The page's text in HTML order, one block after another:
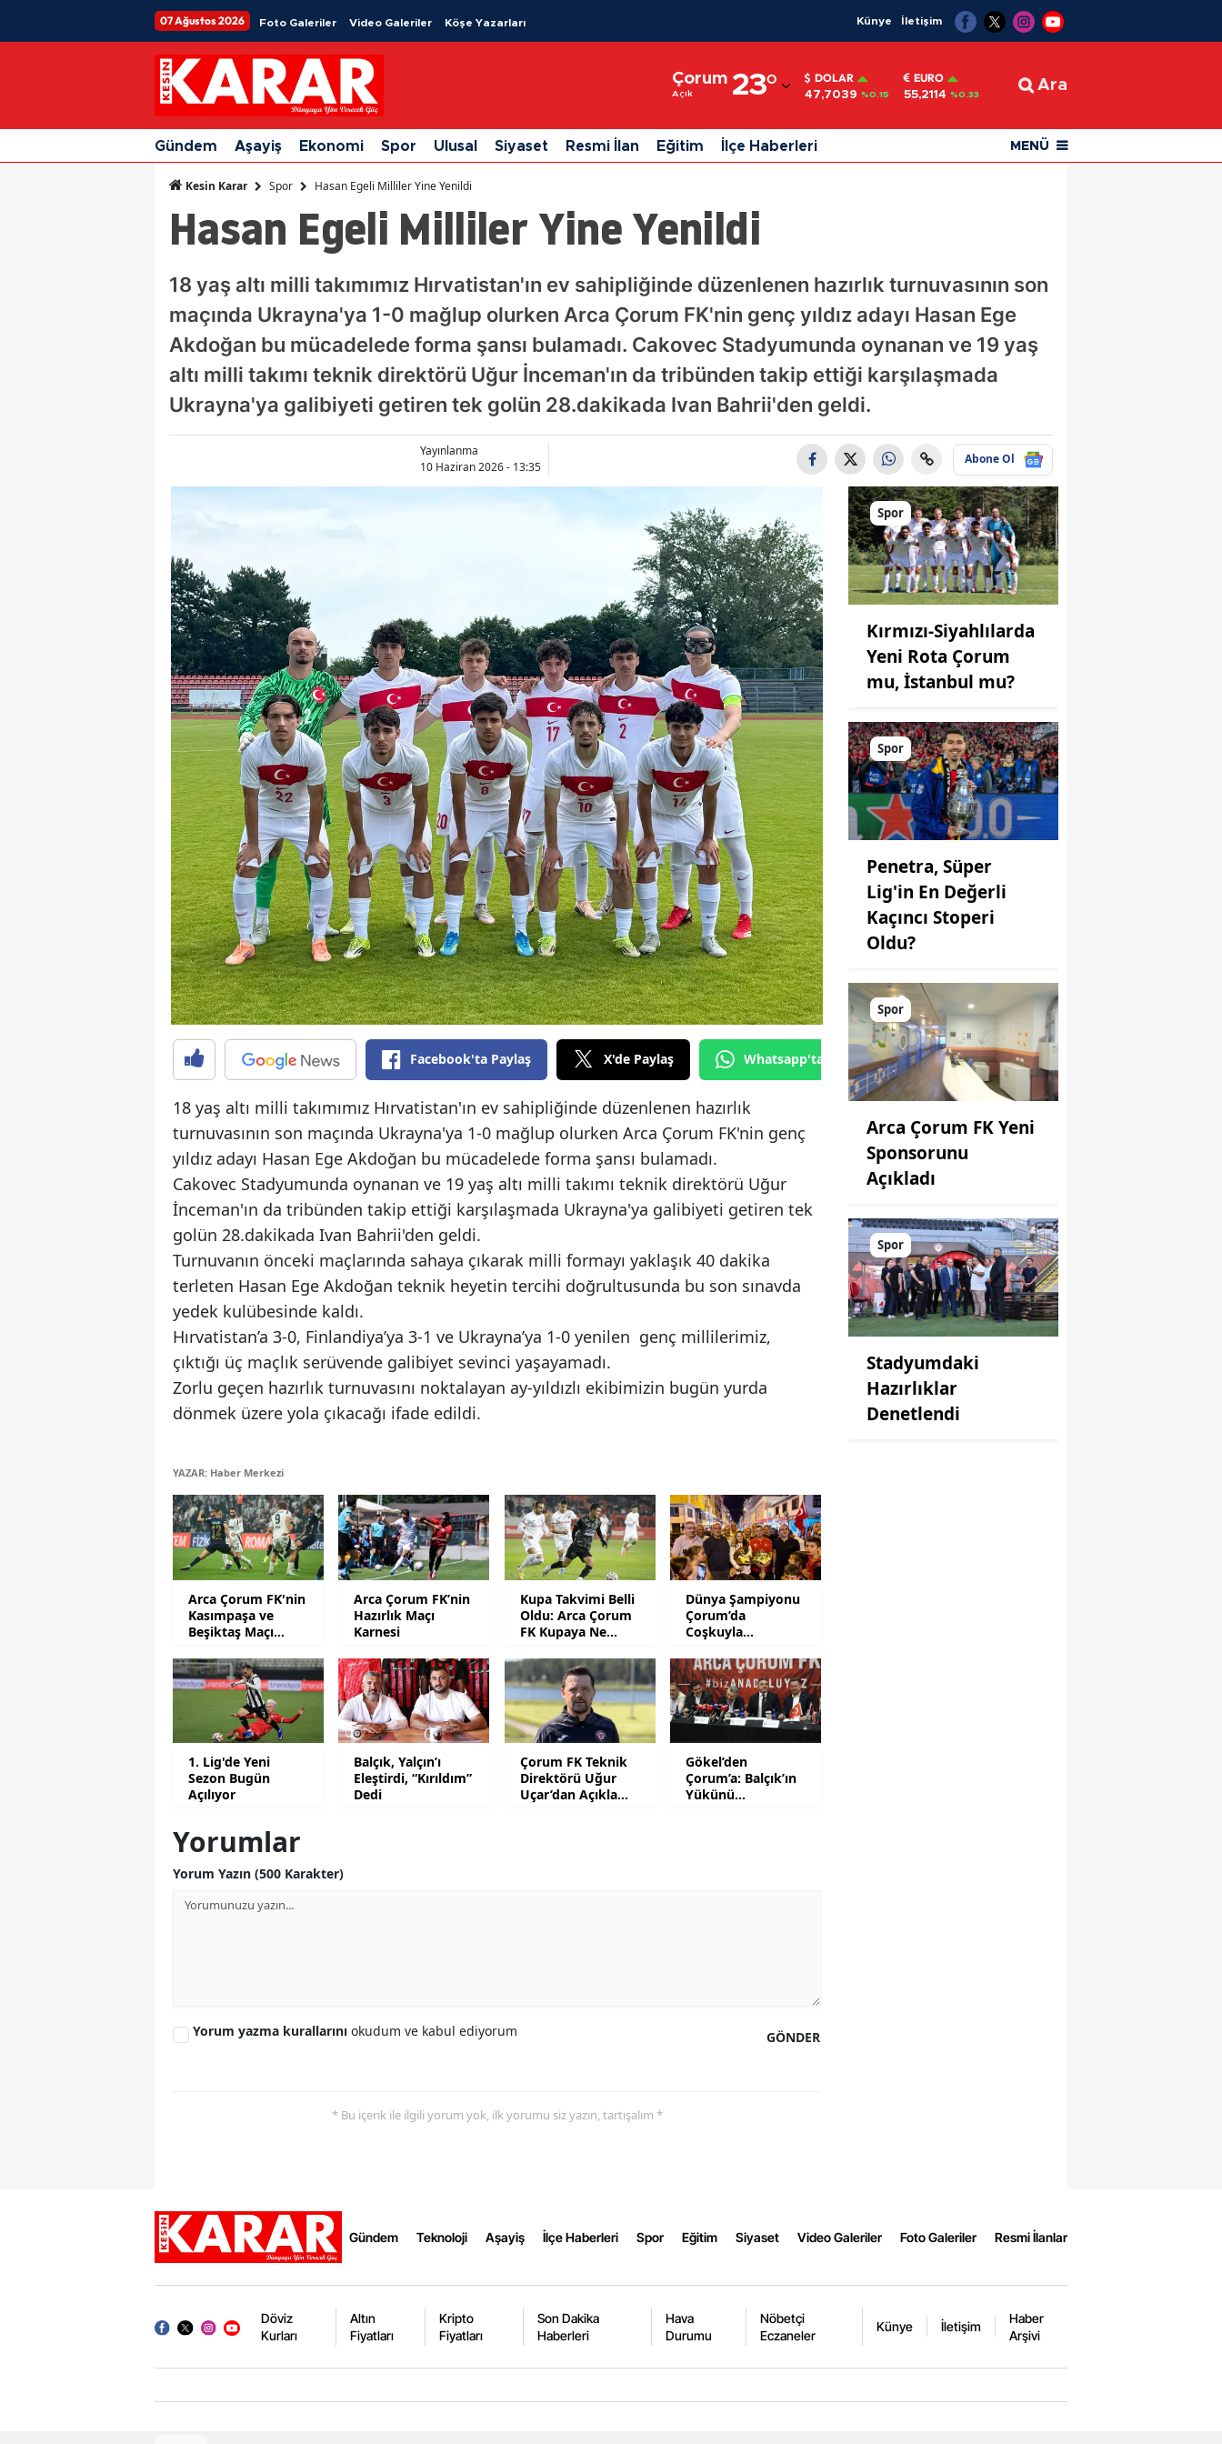
07 Ağustos 2026 Foto Galeriler Video Galeriler Köşe Yazarları Künye İletişim
Çorum
Açık 23°
Adıyaman
Afyonkarahisar
Ağrı
Ankara
Antalya
Artvin
Aydın
Bolu
Burdur
Bursa
Çanakkale
Çankırı
Çorum
Denizli
Diyarbakır
Edirne
Elazığ
Erzincan
Erzurum
Eskişehir
Gaziantep
Giresun
Gümüşhane
Hakkari
Isparta
İstanbul
Kastamonu
Kırşehir
Kocaeli
Konya
Kütahya
Malatya
Manisa
Kahramanmaraş
Mardin
Trabzon
Tunceli
Şanlıurfa
Uşak
DOLAR
47,7039 %0.15
EURO
55,2114 %0.33
Ara
Gündem Aşayiş Ekonomi Spor Ulusal Siyaset Resmi İlan Eğitim İlçe Haberleri MENÜ
Kesin Karar Spor Hasan Egeli Milliler Yine Yenildi
Hasan Egeli Milliler Yine Yenildi
18 yaş altı milli takımımız Hırvatistan'ın ev sahipliğinde düzenlenen hazırlık turnuvasının son
maçında Ukrayna'ya 1-0 mağlup olurken Arca Çorum FK'nin genç yıldız adayı Hasan Ege
Akdoğan bu mücadelede forma şansı bulamadı. Cakovec Stadyumunda oynanan ve 19 yaş
altı milli takımı teknik direktörü Uğur İnceman'ın da tribünden takip ettiği karşılaşmada
Ukrayna'ya galibiyeti getiren tek golün 28.dakikada Ivan Bahrii'den geldi.
Yayınlanma
10 Haziran 2026 - 13:35
Abone Ol
Facebook'ta Paylaş X'de Paylaş Whatsapp'tan Gönder
18 yaş altı milli takımımız Hırvatistan'ın ev sahipliğinde düzenlenen hazırlık
turnuvasının son maçında Ukrayna'ya 1-0 mağlup olurken Arca Çorum FK'nin genç
yıldız adayı Hasan Ege Akdoğan bu mücadelede forma şansı bulamadı.
Cakovec Stadyumunda oynanan ve 19 yaş altı milli takımı teknik direktörü Uğur
İnceman'ın da tribünden takip ettiği karşılaşmada Ukrayna'ya galibiyeti getiren tek
golün 28.dakikada Ivan Bahrii'den geldi.
Turnuvanın önceki maçlarında sahaya çıkarak milli formayı yaklaşık 40 dakika
terleten Hasan Ege Akdoğan teknik heyetin tercihi doğrultusunda bu son sınavda
yedek kulübesinde kaldı.
Hırvatistan’a 3-0, Finlandiya’ya 3-1 ve Ukrayna’ya 1-0 yenilen genç millilerimiz,
çıktığı üç maçlık serüvende galibiyet sevinci yaşayamadı.
Zorlu geçen hazırlık turnuvasını noktalayan ay-yıldızlı ekibimizin bugün yurda
dönmek üzere yola çıkacağı ifade edildi.
YAZAR: Haber Merkezi
Arca Çorum FK'nin
Kasımpaşa ve
Beşiktaş Maçı
Arca Çorum FK’nin
Hazırlık Maçı
Karnesi
Kupa Takvimi Belli
Oldu: Arca Çorum
FK Kupaya Ne
Olacak?
Dünya Şampiyonu
Çorum’da
Coşkuyla
1. Lig'de Yeni
Sezon Bugün
Açılıyor
Balçık, Yalçın’ı
Eleştirdi, “Kırıldım”
Dedi
Çorum FK Teknik
Direktörü Uğur
Uçar’dan Açıklama
Gökel’den
Çorum’a: Balçık’ın
Yükünü
Yorumlar
Yorum Yazın (500 Karakter)
GÖNDER
Yorum yazma kurallarını okudum ve kabul ediyorum
* Bu içerik ile ilgili yorum yok, ilk yorumu siz yazın, tartışalım *
Spor
Kırmızı-Siyahlılarda
Yeni Rota Çorum
mu, İstanbul mu?
Spor
Penetra, Süper
Lig'in En Değerli
Kaçıncı Stoperi
Oldu?
Spor
Arca Çorum FK Yeni
Sponsorunu
Açıkladı
Spor
Stadyumdaki
Hazırlıklar
Denetlendi
Gündem Teknoloji Aşayiş İlçe Haberleri Spor Eğitim Siyaset Video Galeriler Foto Galeriler Resmi İlanlar
Döviz
Kurları
Altın
Fiyatları
Kripto
Fiyatları
Son Dakika
Haberleri
Hava
Durumu
Nöbetçi
Eczaneler
Künye İletişim
Haber
Arşivi